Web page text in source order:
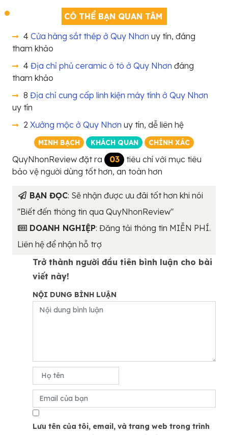
CÓ THỂ BẠN QUAN TÂM
4 Cửa hàng sắt thép ở Quy Nhơn uy tín, đáng
tham khảo
4 Địa chỉ phủ ceramic ô tô ở Quy Nhơn đáng
tham khảo
8 Địa chỉ cung cấp linh kiện máy tính ở Quy Nhơn
uy tín
2 Xưởng mộc ở Quy Nhơn uy tín, dễ liên hệ
MINH BẠCH KHÁCH QUAN CHÍNH XÁC
QuyNhonReview đặt ra 03
tiêu chí với mục tiêu
bảo vệ người dùng tốt hơn, an toàn hơn
BẠN ĐỌC: Sẽ nhận được ưu đãi tốt hơn khi nói
"Biết đến thông tin qua QuyNhonReview"
DOANH NGHIỆP: Đăng tải thông tin MIỄN PHÍ.
Liên hệ để nhận hỗ trợ
Trở thành người đầu tiên bình luận cho bài
viết này!
NỘI DUNG BÌNH LUẬN
Lưu tên của tôi, email, và trang web trong trình